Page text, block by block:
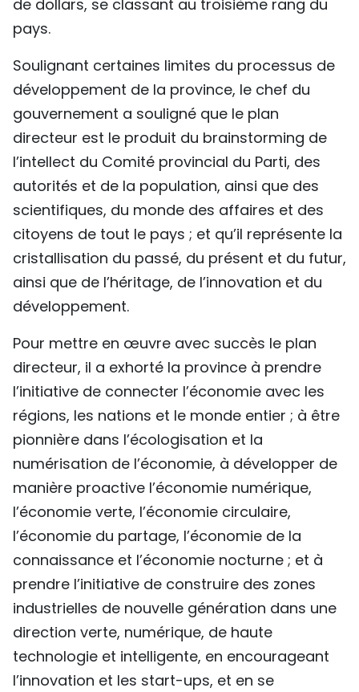
de dollars, se classant au troisième rang du
pays.
Soulignant certaines limites du processus de
développement de la province, le chef du
gouvernement a souligné que le plan
directeur est le produit du brainstorming de
l’intellect du Comité provincial du Parti, des
autorités et de la population, ainsi que des
scientifiques, du monde des affaires et des
citoyens de tout le pays ; et qu’il représente la
cristallisation du passé, du présent et du futur,
ainsi que de l’héritage, de l’innovation et du
développement.
Pour mettre en œuvre avec succès le plan
directeur, il a exhorté la province à prendre
l’initiative de connecter l’économie avec les
régions, les nations et le monde entier ; à être
pionnière dans l’écologisation et la
numérisation de l’économie, à développer de
manière proactive l’économie numérique,
l’économie verte, l’économie circulaire,
l’économie du partage, l’économie de la
connaissance et l’économie nocturne ; et à
prendre l’initiative de construire des zones
industrielles de nouvelle génération dans une
direction verte, numérique, de haute
technologie et intelligente, en encourageant
l’innovation et les start-ups, et en se